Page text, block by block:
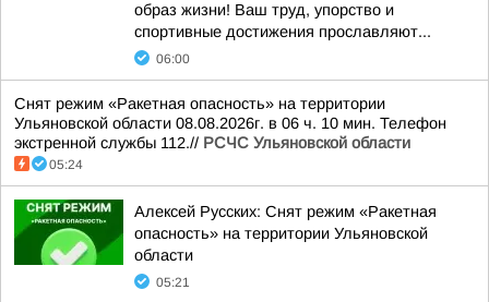
образ жизни! Ваш труд, упорство и
спортивные достижения прославляют...
06:00
Снят режим «Ракетная опасность» на территории
Ульяновской области 08.08.2026г. в 06 ч. 10 мин. Телефон
экстренной службы 112.// РСЧС Ульяновской области
05:24
Алексей Русских: Снят режим «Ракетная
опасность» на территории Ульяновской
области
05:21